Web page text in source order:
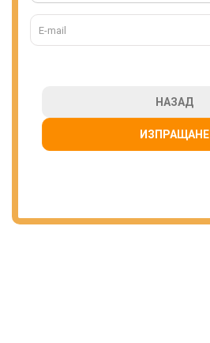
НАЗАД
ИЗПРАЩАНЕ